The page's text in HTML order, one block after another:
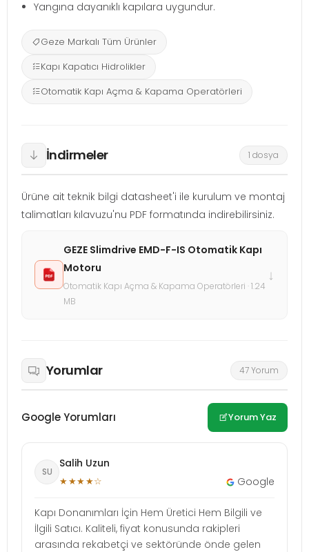
Yangına dayanıklı kapılara uygundur.
Geze Markalı Tüm Ürünler
Kapı Kapatıcı Hidrolikler
Otomatik Kapı Açma & Kapama Operatörleri
İndirmeler 1 dosya
Ürüne ait teknik bilgi datasheet'i ile kurulum ve montaj
talimatları kılavuzu'nu PDF formatında indirebilirsiniz.
GEZE Slimdrive EMD-F-IS Otomatik Kapı
Motoru
Otomatik Kapı Açma & Kapama Operatörleri · 1.24
MB
↓
Yorumlar 47 Yorum
Google Yorumları Yorum Yaz
SU
Salih Uzun
★★★★☆ Google
Kapı Donanımları İçin Hem Üretici Hem Bilgili ve
İlgili Satıcı. Kaliteli, fiyat konusunda rakipleri
arasında rekabetçi ve sektöründe önde gelen